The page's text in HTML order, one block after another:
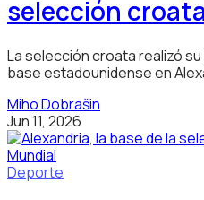
selección
La selección croata realizó
base estadounidense en
Miho Dobrašin
Jun 11, 2026
Deporte